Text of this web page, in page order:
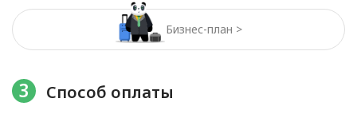
Бизнес-план >
3 Способ оплаты